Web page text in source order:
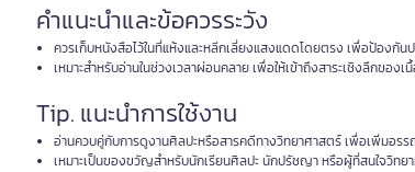
คำแนะนำและข้อควรระวัง
ควรเก็บหนังสือไว้ในที่แห้งและหลีกเลี่ยงแสงแดดโดยตรง เพื่อป้องกั
เหมาะสำหรับอ่านในช่วงเวลาผ่อนคลาย เพื่อให้เข้าถึงสาระเชิงลึกของ
Tip. แนะนำการใช้งาน
อ่านควบคู่กับการดูงานศิลปะหรือสารคดีทางวิทยาศาสตร์ เพื่อเพิ่มอร
เหมาะเป็นของขวัญสำหรับนักเรียนศิลปะ นักปรัชญา หรือผู้ที่สนใจวิท